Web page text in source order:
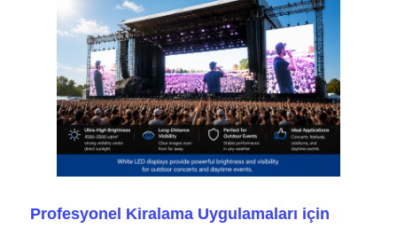
VR Gösterisi
Hakkımızda
Fabrika turu
Profesyonel Kiralama Uygulamaları için